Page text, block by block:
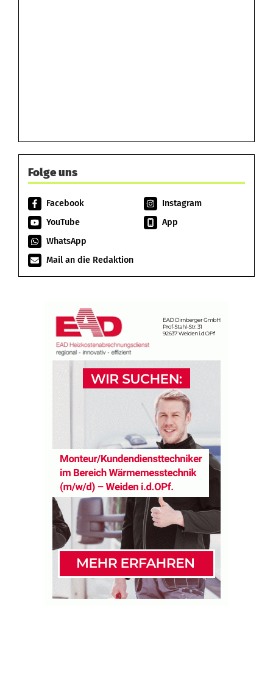
Folge uns
Facebook
Instagram
YouTube
App
WhatsApp
Mail an die Redaktion